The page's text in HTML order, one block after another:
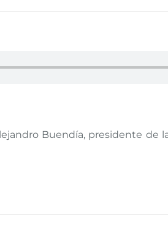
Buendía, presidente de